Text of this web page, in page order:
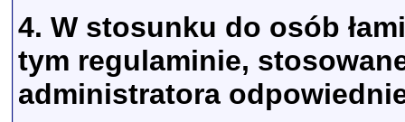
4. W stosunku do osób
tym regulaminie,
administratora